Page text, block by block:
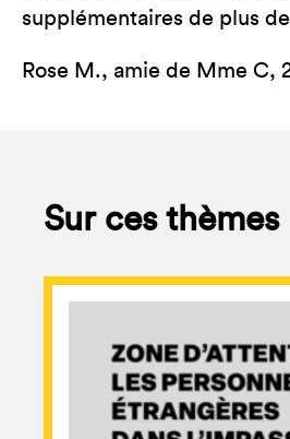
supplémentaires de plus
Rose M., amie de Mme C,
Sur ces thèmes